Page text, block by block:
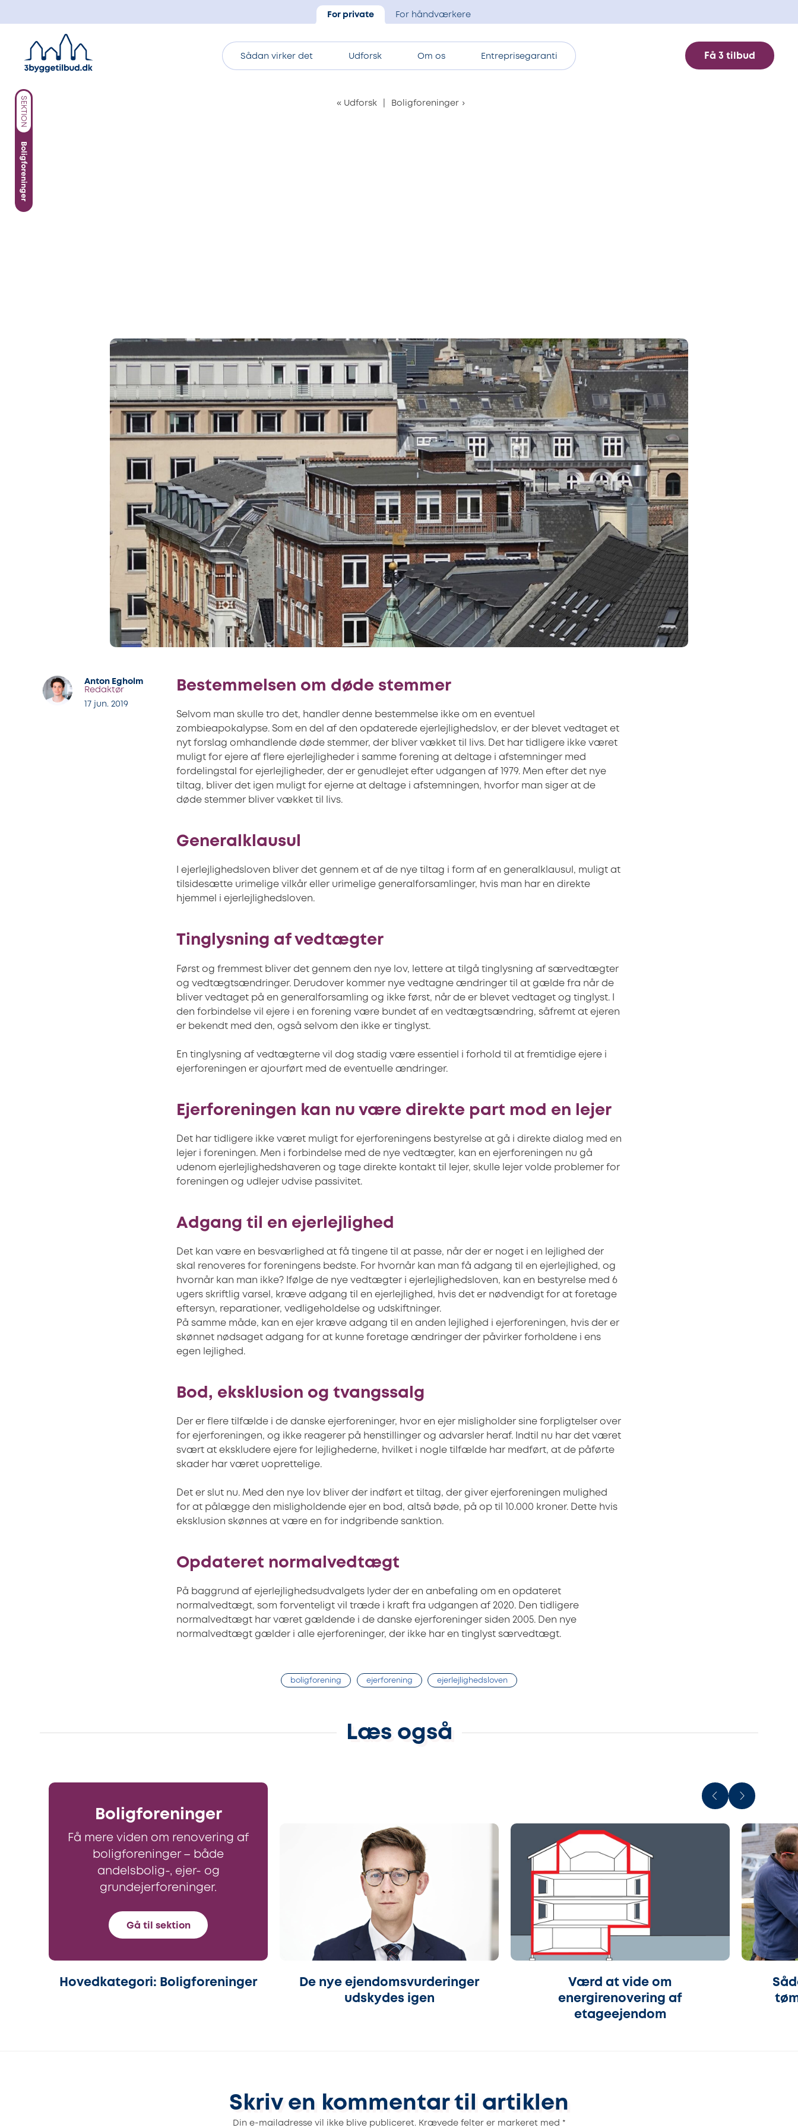
For private For håndværkere
Sådan virker det Udforsk Om os Entreprisegaranti Få 3 tilbud
SEKTION
Boligforeninger
« Udforsk Boligforeninger ›
Anton Egholm
Redaktør
17 jun. 2019
Bestemmelsen om døde stemmer
Selvom man skulle tro det, handler denne bestemmelse ikke om en eventuel
zombieapokalypse. Som en del af den opdaterede ejerlejlighedslov, er der blevet vedtaget et
nyt forslag omhandlende døde stemmer, der bliver vækket til livs. Det har tidligere ikke været
muligt for ejere af flere ejerlejligheder i samme forening at deltage i afstemninger med
fordelingstal for ejerlejligheder, der er genudlejet efter udgangen af 1979. Men efter det nye
tiltag, bliver det igen muligt for ejerne at deltage i afstemningen, hvorfor man siger at de
døde stemmer bliver vækket til livs.
Generalklausul
I ejerlejlighedsloven bliver det gennem et af de nye tiltag i form af en generalklausul, muligt at
tilsidesætte urimelige vilkår eller urimelige generalforsamlinger, hvis man har en direkte
hjemmel i ejerlejlighedsloven.
Tinglysning af vedtægter
Først og fremmest bliver det gennem den nye lov, lettere at tilgå tinglysning af særvedtægter
og vedtægtsændringer. Derudover kommer nye vedtagne ændringer til at gælde fra når de
bliver vedtaget på en generalforsamling og ikke først, når de er blevet vedtaget og tinglyst. I
den forbindelse vil ejere i en forening være bundet af en vedtægtsændring, såfremt at ejeren
er bekendt med den, også selvom den ikke er tinglyst.
En tinglysning af vedtægterne vil dog stadig være essentiel i forhold til at fremtidige ejere i
ejerforeningen er ajourført med de eventuelle ændringer.
Ejerforeningen kan nu være direkte part mod en lejer
Det har tidligere ikke været muligt for ejerforeningens bestyrelse at gå i direkte dialog med en
lejer i foreningen. Men i forbindelse med de nye vedtægter, kan en ejerforeningen nu gå
udenom ejerlejlighedshaveren og tage direkte kontakt til lejer, skulle lejer volde problemer for
foreningen og udlejer udvise passivitet.
Adgang til en ejerlejlighed
Det kan være en besværlighed at få tingene til at passe, når der er noget i en lejlighed der
skal renoveres for foreningens bedste. For hvornår kan man få adgang til en ejerlejlighed, og
hvornår kan man ikke? Ifølge de nye vedtægter i ejerlejlighedsloven, kan en bestyrelse med 6
ugers skriftlig varsel, kræve adgang til en ejerlejlighed, hvis det er nødvendigt for at foretage
eftersyn, reparationer, vedligeholdelse og udskiftninger.
På samme måde, kan en ejer kræve adgang til en anden lejlighed i ejerforeningen, hvis der er
skønnet nødsaget adgang for at kunne foretage ændringer der påvirker forholdene i ens
egen lejlighed.
Bod, eksklusion og tvangssalg
Der er flere tilfælde i de danske ejerforeninger, hvor en ejer misligholder sine forpligtelser over
for ejerforeningen, og ikke reagerer på henstillinger og advarsler heraf. Indtil nu har det været
svært at ekskludere ejere for lejlighederne, hvilket i nogle tilfælde har medført, at de påførte
skader har været uoprettelige.
Det er slut nu. Med den nye lov bliver der indført et tiltag, der giver ejerforeningen mulighed
for at pålægge den misligholdende ejer en bod, altså bøde, på op til 10.000 kroner. Dette hvis
eksklusion skønnes at være en for indgribende sanktion.
Opdateret normalvedtægt
På baggrund af ejerlejlighedsudvalgets lyder der en anbefaling om en opdateret
normalvedtægt, som forventeligt vil træde i kraft fra udgangen af 2020. Den tidligere
normalvedtægt har været gældende i de danske ejerforeninger siden 2005. Den nye
normalvedtægt gælder i alle ejerforeninger, der ikke har en tinglyst særvedtægt.
boligforening ejerforening ejerlejlighedsloven
Læs også
Boligforeninger
Få mere viden om renovering af
boligforeninger – både
andelsbolig-, ejer- og
grundejerforeninger.
Gå til sektion
Hovedkategori: Boligforeninger
De nye ejendomsvurderinger
udskydes igen
Værd at vide om
energirenovering af
etageejendom
Skriv en kommentar til artiklen
Din e-mailadresse vil ikke blive publiceret. Krævede felter er markeret med *